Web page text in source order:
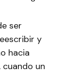
ser
y
hacia
un